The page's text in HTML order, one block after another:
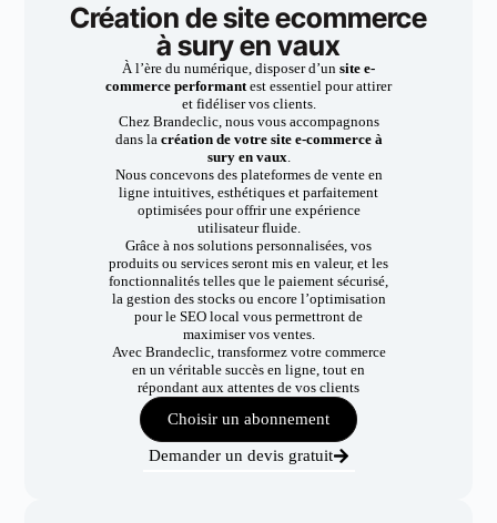
Création de site ecommerce
à sury en vaux
À l’ère du numérique, disposer d’un site e-
commerce performantest essentiel pour attirer
et fidéliser vos clients.
Chez Brandeclic, nous vous accompagnons
dans la création de votre site e-commerce à
sury en vaux.
Nous concevons des plateformes de vente en
ligne intuitives, esthétiques et parfaitement
optimisées pour offrir une expérience
utilisateur fluide.
Grâce à nos solutions personnalisées, vos
produits ou services seront mis en valeur, et les
fonctionnalités telles que le paiement sécurisé,
la gestion des stocks ou encore l’optimisation
pour le SEO local vous permettront de
maximiser vos ventes.
Avec Brandeclic, transformez votre commerce
en un véritable succès en ligne, tout en
répondant aux attentes de vos clients
Choisir un abonnement
Demander un devis gratuit